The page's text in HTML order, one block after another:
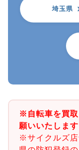
埼玉県
※自転車を買
願いいたします
※サイクルズ